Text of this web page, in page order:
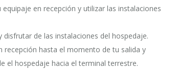
en recepción y utilizar las instalaciones
de las instalaciones del hospedaje.
recepción hasta el momento de tu salida y
el hospedaje hacia el terminal terrestre.